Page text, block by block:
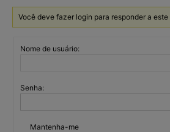
Você deve fazer login para responder a este
Nome de usuário:
Senha:
Mantenha-me